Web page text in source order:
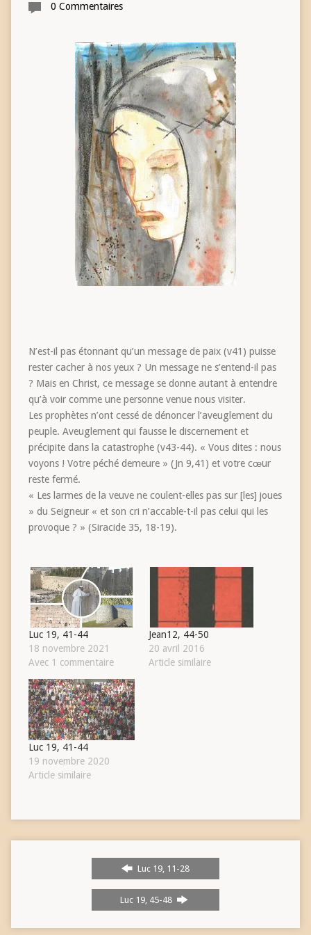
0 Commentaires
N’est-il pas étonnant qu’un message de paix (v41) puisse
rester cacher à nos yeux ? Un message ne s’entend-il pas
? Mais en Christ, ce message se donne autant à entendre
qu’à voir comme une personne venue nous visiter.
Les prophètes n’ont cessé de dénoncer l’aveuglement du
peuple. Aveuglement qui fausse le discernement et
précipite dans la catastrophe (v43-44). « Vous dites : nous
voyons ! Votre péché demeure » (Jn 9,41) et votre cœur
reste fermé.
« Les larmes de la veuve ne coulent-elles pas sur [les] joues
» du Seigneur « et son cri n’accable-t-il pas celui qui les
provoque ? » (Siracide 35, 18-19).
Luc 19, 41-44
18 novembre 2021
Avec 1 commentaire
Jean12, 44-50
20 avril 2016
Article similaire
Luc 19, 41-44
19 novembre 2020
Article similaire
Luc 19, 11-28
Luc 19, 45-48